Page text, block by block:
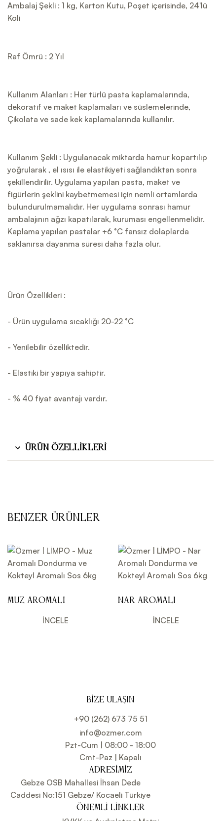
Ambalaj Şekli : 1 kg, Karton Kutu, Poşet içerisinde, 24'lü
Koli
Raf Ömrü : 2 Yıl
Kullanım Alanları : Her türlü pasta kaplamalarında,
dekoratif ve maket kaplamaları ve süslemelerinde,
Çikolata ve sade kek kaplamalarında kullanılır.
Kullanım Şekli : Uygulanacak miktarda hamur kopartılıp
yoğrularak , el ısısı ile elastikiyeti sağlandıktan sonra
şekillendirilir. Uygulama yapılan pasta, maket ve
figürlerin şeklini kaybetmemesi için nemli ortamlarda
bulundurulmamalıdır. Her uygulama sonrası hamur
ambalajının ağzı kapatılarak, kuruması engellenmelidir.
Kaplama yapılan pastalar +6 °C fansız dolaplarda
saklanırsa dayanma süresi daha fazla olur.
Ürün Özellikleri :
- Ürün uygulama sıcaklığı 20-22 °C
- Yenilebilir özelliktedir.
- Elastiki bir yapıya sahiptir.
- % 40 fiyat avantajı vardır.
Ürün Özellikleri
Benzer Ürünler
Muz Aromalı
Kokteyl Aromalı
İNCELE
Nar Aromalı
Kokteyl Aromalı
İNCELE
BIZE ULAŞIN
+90 (262) 673 75 51
info@ozmer.com
Pzt-Cum | 08:00 - 18:00
Cmt-Paz | Kapalı
ADRESIMIZ
Gebze OSB Mahallesi İhsan Dede
Caddesi No:151 Gebze/ Kocaeli Türkiye
ÖNEMLI LINKLER